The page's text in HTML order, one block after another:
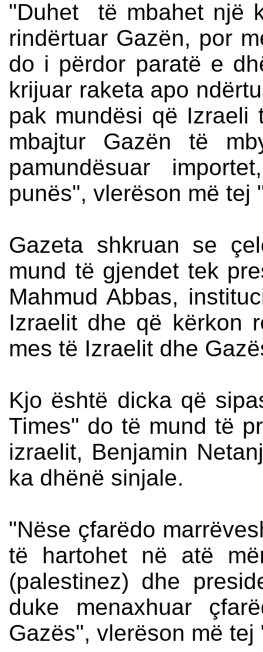
"Duhet të mbahet një
rindërtuar Gazën, por
do i përdor paratë e
krijuar raketa apo
pak mundësi që
mbajtur Gazën të
pamundësuar
punës", vlerëson më tej
Gazeta shkruan se
mund të gjendet tek
Mahmud Abbas,
Izraelit dhe që kërkon
mes të Izraelit dhe
Kjo është dicka që
Times" do të mund të
izraelit, Benjamin
ka dhënë sinjale.
"Nëse çfarëdo
të hartohet në atë
(palestinez) dhe
duke menaxhuar
Gazës", vlerëson më tej